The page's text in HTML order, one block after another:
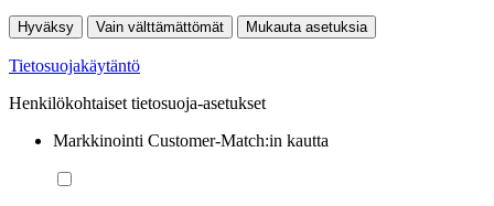
Hyväksy Vain välttämättömät Mukauta asetuksia
Tietosuojakäytäntö
Henkilökohtaiset tietosuoja-asetukset
Markkinointi Customer-Match:in kautta